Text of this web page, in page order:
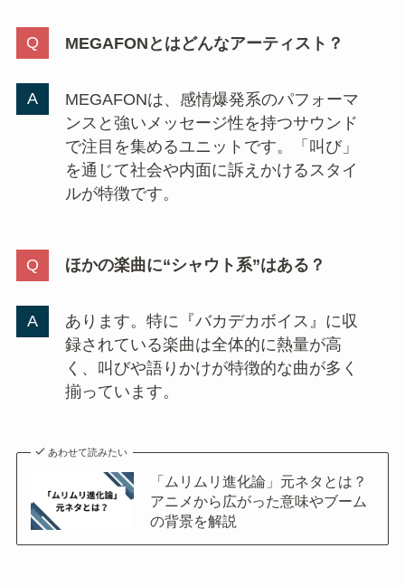
MEGAFONとはどんなアーティスト？
MEGAFONは、感情爆発系のパフォーマ
ンスと強いメッセージ性を持つサウンド
で注目を集めるユニットです。「叫び」
を通じて社会や内面に訴えかけるスタイ
ルが特徴です。
ほかの楽曲に“シャウト系”はある？
あります。特に『バカデカボイス』に収
録されている楽曲は全体的に熱量が高
く、叫びや語りかけが特徴的な曲が多く
揃っています。
あわせて読みたい
「ムリムリ進化論」元ネタとは？
アニメから広がった意味やブーム
の背景を解説